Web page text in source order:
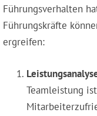
Führungsverhalten
Führungskräfte
ergreifen:
Teamleistung